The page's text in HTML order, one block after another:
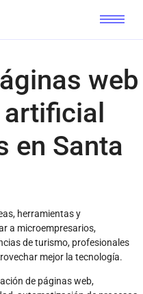
web
artificial
en Santa
herramientas y
a microempresarios,
de turismo, profesionales
mejor la tecnología.
de páginas web,